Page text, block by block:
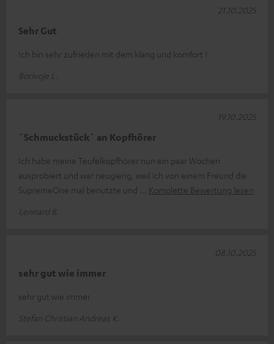
Sehr Gut
Ich bin sehr zufrieden mit dem klang und komfort !
Borivoje L.
21.10.2025
´Schmuckstück` an Kopfhörer
Ich habe meine Teufelkopfhörer nun ein paar Wochen
ausprobiert und war neugierig, weil ich von einem Freund die
SupremeOne mal benutzte und
Komplette Bewertung lesen
Lennard B.
19.10.2025
sehr gut wie immer
sehr gut wie immer
Stefan Christian Andreas K.
08.10.2025